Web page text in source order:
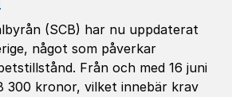
(SCB) har nu uppdaterat
något som påverkar
Från och med 16 juni
300 kronor, vilket innebär krav